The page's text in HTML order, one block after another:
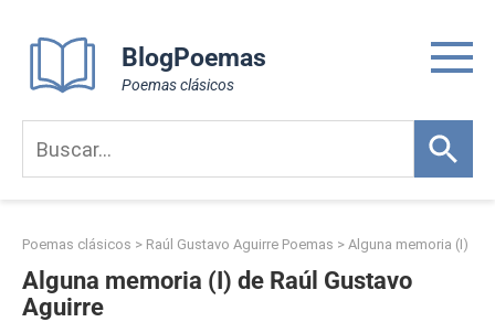
content
BlogPoemas
Poemas clásicos
Poemas clásicos > Raúl Gustavo Aguirre Poemas > Alguna memoria (I)
Alguna memoria (I) de Raúl Gustavo
Aguirre